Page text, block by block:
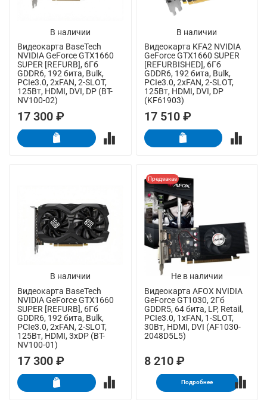
В наличии
Видеокарта BaseTech
NVIDIA GeForce GTX1660
SUPER [REFURB], 6Гб
GDDR6, 192 бита, Bulk,
PCIe3.0, 2xFAN, 2-SLOT,
125Вт, HDMI, DVI, DP (BT-
NV100-02)
17 300 ₽
В наличии
Видеокарта KFA2 NVIDIA
GeForce GTX1660 SUPER
[REFURBISHED], 6Гб
GDDR6, 192 бита, Bulk,
PCIe3.0, 2xFAN, 2-SLOT,
125Вт, HDMI, DVI, DP
(KF61903)
17 510 ₽
В наличии
Видеокарта BaseTech
NVIDIA GeForce GTX1660
SUPER [REFURB], 6Гб
GDDR6, 192 бита, Bulk,
PCIe3.0, 2xFAN, 2-SLOT,
125Вт, HDMI, 3xDP (BT-
NV100-01)
17 300 ₽
Не в наличии
Предзаказ
Видеокарта AFOX NVIDIA
GeForce GT1030, 2Гб
GDDR5, 64 бита, LP, Retail,
PCIe3.0, 1xFAN, 1-SLOT,
30Вт, HDMI, DVI (AF1030-
2048D5L5)
8 210 ₽
Подробнее